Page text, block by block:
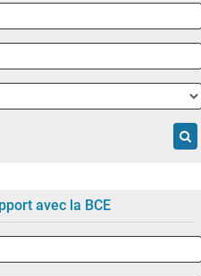
dans le widget «Rechercher un
dans le widget «Rechercher
dans le widget «Rechercher
avec la BCE
pour former le numéro CELEX,